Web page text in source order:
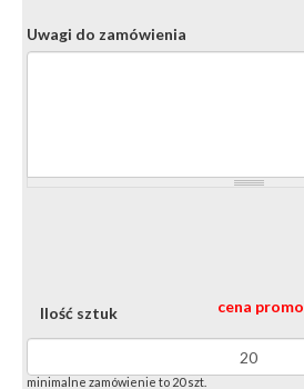
Uwagi do zamówienia
Ilość sztuk
minimalne zamówienie to 20 szt.
cena